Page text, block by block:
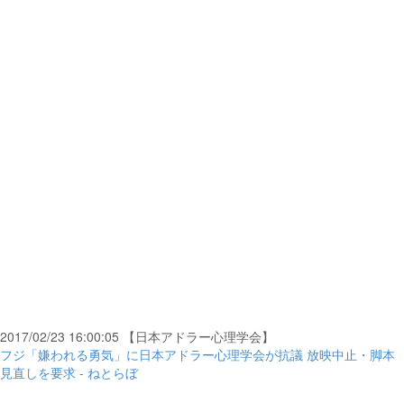
2017/02/23 16:00:05 【日本アドラー心理学会】
フジ「嫌われる勇気」に日本アドラー心理学会が抗議 放映中止・脚本
見直しを要求 - ねとらぼ